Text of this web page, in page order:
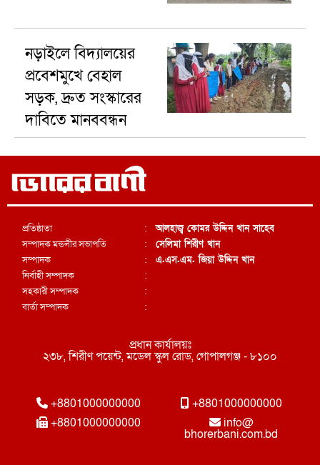
নড়াইলে বিদ্যালয়ের
প্রবেশমুখে বেহাল
সড়ক, দ্রুত সংস্কারের
দাবিতে মানববন্ধন
প্রতিষ্ঠাতা
সম্পাদক মন্ডলীর সভাপতি
সম্পাদক
নির্বাহী সম্পাদক
সহকারী সম্পাদক
বার্তা সম্পাদক
:
:
:
:
:
:
আলহাজ্ব কোমর উদ্দিন খান সাহেব
সেলিমা শিরীণ খান
এ.এস.এম. জিয়া উদ্দিন খান
প্রধান কার্যালয়ঃ
২৩৮, শিরীণ পয়েন্ট, মডেল স্কুল রোড, গোপালগঞ্জ - ৮১০০
+8801000000000
+8801000000000
+8801000000000
info@
bhorerbani.com.bd